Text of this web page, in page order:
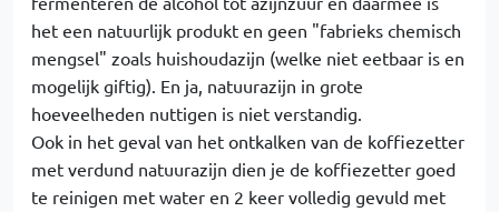
het een natuurlijk produkt en geen "fabrieks chemisch
mengsel" zoals huishoudazijn (welke niet eetbaar is en
mogelijk giftig). En ja, natuurazijn in grote
hoeveelheden nuttigen is niet verstandig.
Ook in het geval van het ontkalken van de koffiezetter
met verdund natuurazijn dien je de koffiezetter goed
te reinigen met water en 2 keer volledig gevuld met